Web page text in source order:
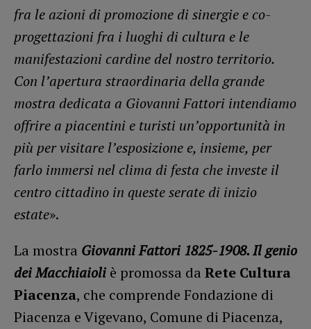
fra le azioni di promozione di sinergie e co-
progettazioni fra i luoghi di cultura e le
manifestazioni cardine del nostro territorio.
Con l’apertura straordinaria della grande
mostra dedicata a Giovanni Fattori intendiamo
offrire a piacentini e turisti un’opportunità in
più per visitare l’esposizione e, insieme, per
farlo immersi nel clima di festa che investe il
centro cittadino in queste serate di inizio
estate».
La mostra Giovanni Fattori 1825-1908. Il genio
dei Macchiaioli è promossa da Rete Cultura
Piacenza, che comprende Fondazione di
Piacenza e Vigevano, Comune di Piacenza,